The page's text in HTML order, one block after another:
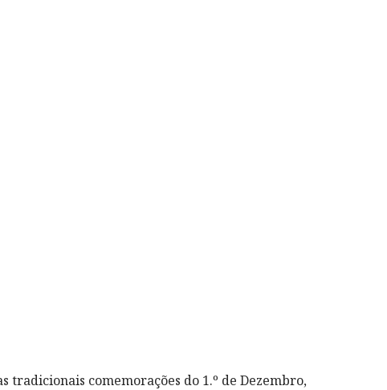
tradicionais comemorações do 1.º de Dezembro,